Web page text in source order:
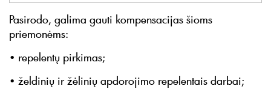
Pasirodo, galima gauti kompensacijas šioms
priemonėms:
• repelentų pirkimas;
• želdinių ir žėlinių apdorojimo repelentais darbai;